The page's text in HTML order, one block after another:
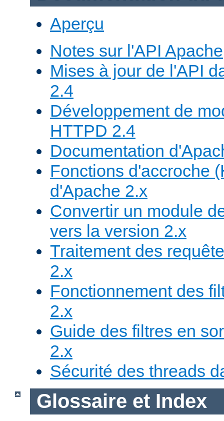
Aperçu
Notes sur l'API Apache
Mises à jour de l'API
2.4
Développement de
HTTPD 2.4
Documentation
Fonctions d'accroche
d'Apache 2.x
Convertir un module
vers la version 2.x
Traitement des
2.x
Fonctionnement des
2.x
Guide des filtres en
2.x
Sécurité des threads
Glossaire et Index